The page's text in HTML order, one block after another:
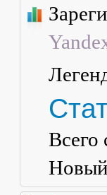
Всего
Новый